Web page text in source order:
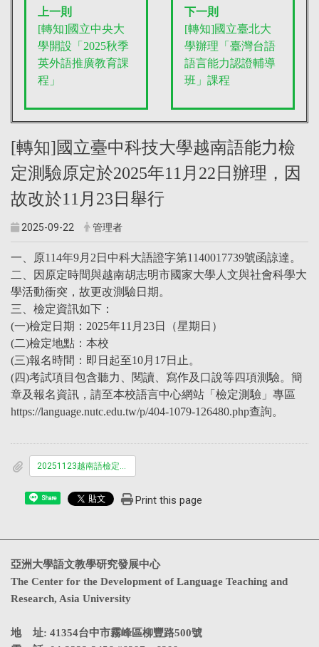
上一則
[轉知]國立中央大
學開設「2025秋季
英外語推廣教育課
程」
下一則
[轉知]國立臺北大
學辦理「臺灣台語
語言能力認證輔導
班」課程
[轉知]國立臺中科技大學越南語能力檢
定測驗原定於2025年11月22日辦理，因
故改於11月23日舉行
2025-09-22 管理者
一、原114年9月2日中科大語證字第1140017739號函諒達。
二、因原定時間與越南胡志明市國家大學人文與社會科學大
學活動衝突，故更改測驗日期。
三、檢定資訊如下：
(一)檢定日期：2025年11月23日（星期日）
(二)檢定地點：本校
(三)報名時間：即日起至10月17日止。
(四)考試項目包含聽力、閱讀、寫作及口說等四項測驗。簡
章及報名資訊，請至本校語言中心網站「檢定測驗」專區
https://language.nutc.edu.tw/p/404-1079-126480.php查詢。
Share Print this page
亞洲大學語文教學研究發展中心
The Center for the Development of Language Teaching and
Research, Asia University
地 址: 41354台中市霧峰區柳豐路500號